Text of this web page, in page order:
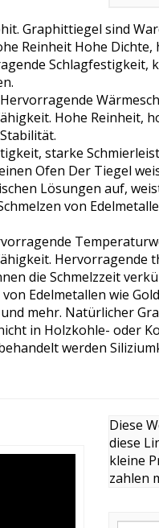
Graphittiegel sind
Reinheit Hohe
Schlagfestigkeit,
Hohe Reinheit,
starke
Ofen Der Tiegel
Lösungen auf,
von
Hervorragende
die Schmelzzeit
Edelmetallen wie
mehr. Natürlicher
in Holzkohle- oder
werden
Diese
diese
kleine
zahlen